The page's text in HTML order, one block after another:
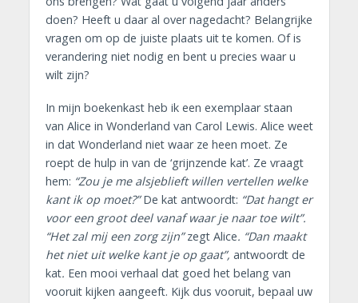
doen? Heeft u daar al over nagedacht? Belangrijke
vragen om op de juiste plaats uit te komen. Of is
verandering niet nodig en bent u precies waar u
wilt zijn?
In mijn boekenkast heb ik een exemplaar staan
van Alice in Wonderland van Carol Lewis. Alice weet
in dat Wonderland niet waar ze heen moet. Ze
roept de hulp in van de ‘grijnzende kat’. Ze vraagt
hem: “Zou je me alsjeblieft willen vertellen welke
kant ik op moet?”De kat antwoordt: “Dat hangt er
voor een groot deel vanaf waar je naar toe wilt”.
“Het zal mij een zorg zijn”zegt Alice. “Dan maakt
het niet uit welke kant je op gaat”, antwoordt de
kat. Een mooi verhaal dat goed het belang van
vooruit kijken aangeeft. Kijk dus vooruit, bepaal uw